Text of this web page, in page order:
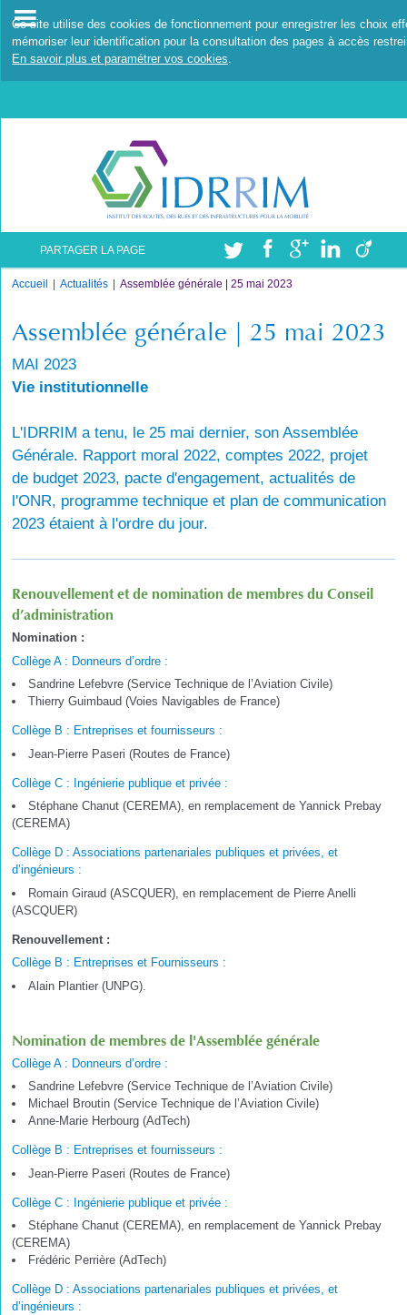
Ce site utilise des cookies de fonctionnement pour enregistrer les choix
mémoriser leur identification pour la consultation des pages à accès
En savoir plus et paramétrer vos cookies
PARTAGER LA PAGE
Accueil Actualités Assemblée générale | 25 mai 2023
Assemblée générale | 25 mai 2023
MAI 2023
Vie institutionnelle
L'IDRRIM a tenu, le 25 mai dernier, son Assemblée
Générale. Rapport moral 2022, comptes 2022, projet
de budget 2023, pacte d'engagement, actualités de
l'ONR, programme technique et plan de communication
2023 étaient à l'ordre du jour.
Renouvellement et de nomination de membres du Conseil
d’administration
Nomination :
Collège A : Donneurs d’ordre :
Sandrine Lefebvre (Service Technique de l’Aviation Civile)
Thierry Guimbaud (Voies Navigables de France)
Collège B : Entreprises et fournisseurs :
Jean-Pierre Paseri (Routes de France)
Collège C : Ingénierie publique et privée :
Stéphane Chanut (CEREMA), en remplacement de Yannick Prebay
(CEREMA)
Collège D : Associations partenariales publiques et privées, et
d’ingénieurs :
Romain Giraud (ASCQUER), en remplacement de Pierre Anelli
(ASCQUER)
Renouvellement :
Collège B : Entreprises et Fournisseurs :
Alain Plantier (UNPG).
Nomination de membres de l'Assemblée générale
Collège A : Donneurs d’ordre :
Sandrine Lefebvre (Service Technique de l’Aviation Civile)
Michael Broutin (Service Technique de l’Aviation Civile)
Anne-Marie Herbourg (AdTech)
Collège B : Entreprises et fournisseurs :
Jean-Pierre Paseri (Routes de France)
Collège C : Ingénierie publique et privée :
Stéphane Chanut (CEREMA), en remplacement de Yannick Prebay
(CEREMA)
Frédéric Perrière (AdTech)
Collège D : Associations partenariales publiques et privées, et
d’ingénieurs :